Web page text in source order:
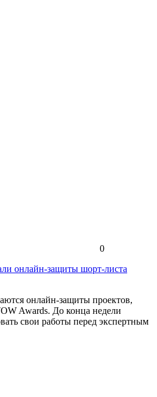
0
онлайн-защиты шорт-листа
онлайн-защиты проектов,
Awards. До конца недели
свои работы перед экспертным